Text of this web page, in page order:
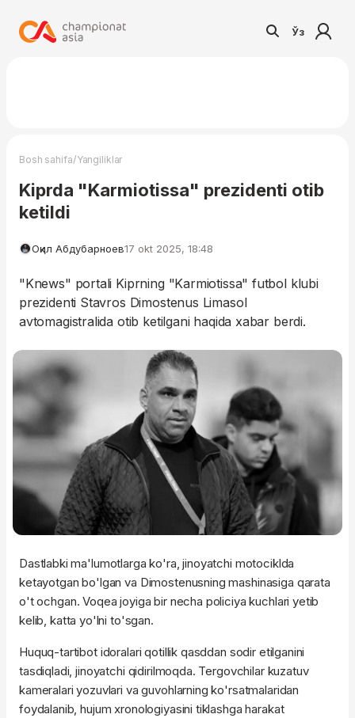
Ўз
Bosh sahifa/Yangiliklar
Kiprda "Karmiotissa" prezidenti otib
ketildi
Оқил Абдубарноев17 okt 2025, 18:48
"Knews" portali Kiprning "Karmiotissa" futbol klubi
prezidenti Stavros Dimostenus Limasol
avtomagistralida otib ketilgani haqida xabar berdi.
Dastlabki ma'lumotlarga ko'ra, jinoyatchi motociklda
ketayotgan bo'lgan va Dimostenusning mashinasiga qarata
o't ochgan. Voqea joyiga bir necha policiya kuchlari yetib
kelib, katta yo'lni to'sgan.
Huquq-tartibot idoralari qotillik qasddan sodir etilganini
tasdiqladi, jinoyatchi qidirilmoqda. Tergovchilar kuzatuv
kameralari yozuvlari va guvohlarning ko'rsatmalaridan
foydalanib, hujum xronologiyasini tiklashga harakat